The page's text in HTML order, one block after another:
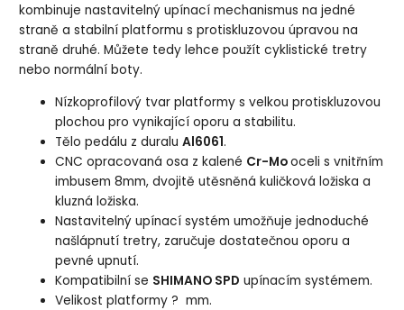
kombinuje nastavitelný upínací mechanismus na jedné
straně a stabilní platformu s protiskluzovou úpravou na
straně druhé. Můžete tedy lehce použít cyklistické tretry
nebo normální boty.
Nízkoprofilový tvar platformy s velkou protiskluzovou
plochou pro vynikající oporu a stabilitu.
Tělo pedálu z duraluAl6061.
CNC opracovaná osa z kalené Cr-Mooceli s vnitřním
imbusem 8mm, dvojitě utěsněná kuličková ložiska a
kluzná ložiska.
Nastavitelný upínací systém umožňuje jednoduché
našlápnutí tretry, zaručuje dostatečnou oporu a
pevné upnutí.
Kompatibilní se SHIMANO SPD upínacím systémem.
Velikost platformy ? mm.